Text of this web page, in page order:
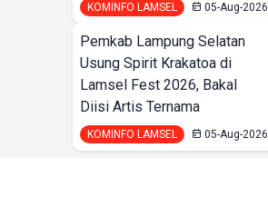
KOMINFO LAMSEL 05-Aug-2026
Pemkab Lampung Selatan
Usung Spirit Krakatoa di
Lamsel Fest 2026, Bakal
Diisi Artis Ternama
KOMINFO LAMSEL 05-Aug-2026